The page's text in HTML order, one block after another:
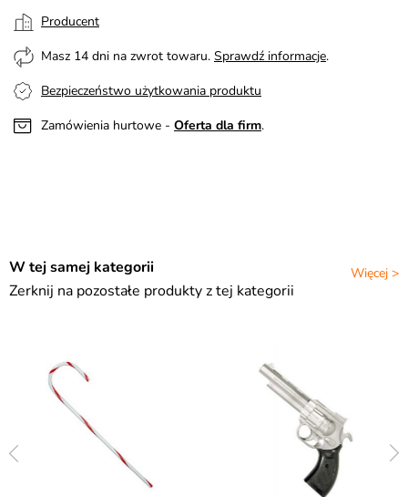
Producent
Masz 14 dni na zwrot towaru. Sprawdź informacje.
Bezpieczeństwo użytkowania produktu
Zamówienia hurtowe - Oferta dla firm.
Więcej >
W tej samej kategorii
Zerknij na pozostałe produkty z tej kategorii